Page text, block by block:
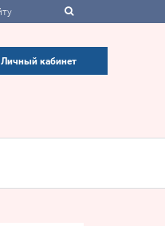
Личный кабинет